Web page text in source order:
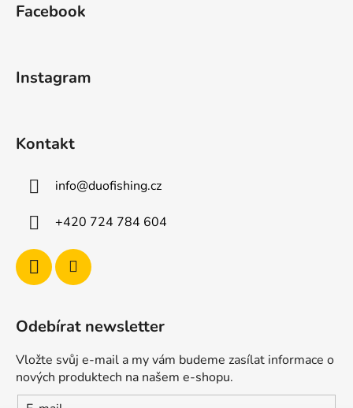
Facebook
Instagram
Kontakt
info@duofishing.cz
+420 724 784 604
Odebírat newsletter
Vložte svůj e-mail a my vám budeme zasílat informace o
nových produktech na našem e-shopu.